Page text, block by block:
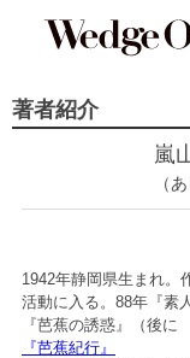
著者紹介
嵐
（
1942年静岡県生まれ。
活動に入る。88年『素
『芭蕉の誘惑』（後に
『芭蕉紀行』